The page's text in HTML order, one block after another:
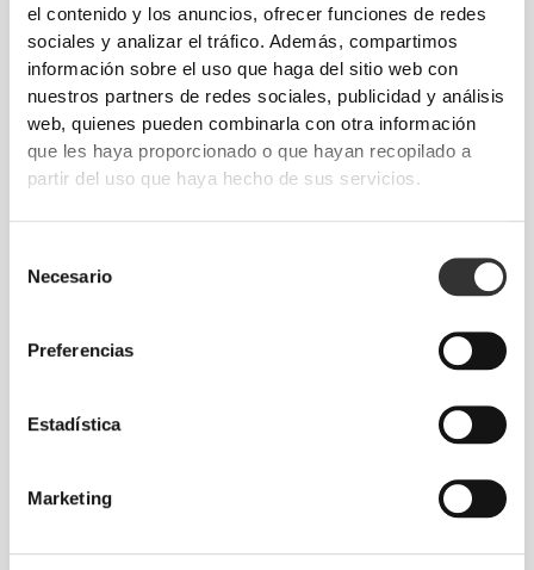
el contenido y los anuncios, ofrecer funciones de redes
sociales y analizar el tráfico. Además, compartimos
información sobre el uso que haga del sitio web con
nuestros partners de redes sociales, publicidad y análisis
web, quienes pueden combinarla con otra información
que les haya proporcionado o que hayan recopilado a
partir del uso que haya hecho de sus servicios.
Necesario
Preferencias
Estadística
Marketing
4.8